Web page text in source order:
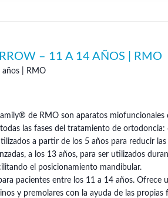
– 11 A 14 AÑOS | RMO
| RMO
de RMO son aparatos miofuncionales
las fases del tratamiento de ortodoncia:
a partir de los 5 años para reducir las
a los 13 años, para ser utilizados
el posicionamiento mandibular.
pacientes entre los 11 a 14 años. Ofrece
y premolares con la ayuda de las propias